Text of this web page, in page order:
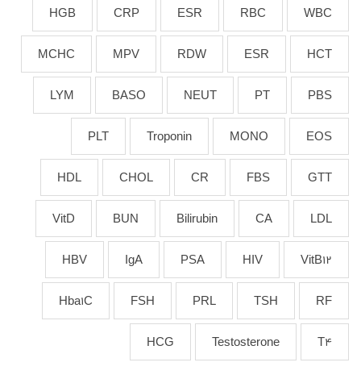
WBC
RBC
ESR
CRP
HGB
HCT
ESR
RDW
MPV
MCHC
PBS
PT
NEUT
BASO
LYM
EOS
MONO
Troponin
PLT
GTT
FBS
CR
CHOL
HDL
LDL
CA
Bilirubin
BUN
VitD
VitB12
HIV
PSA
IgA
HBV
RF
TSH
PRL
FSH
Hba1C
T4
Testosterone
HCG